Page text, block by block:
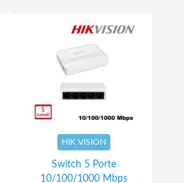
HIK VISION
Switch 5 Porte
10/100/1000 Mbps